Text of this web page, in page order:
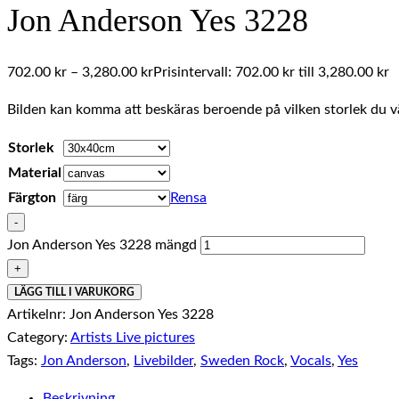
Jon Anderson Yes 3228
702.00 kr – 3,280.00 krPrisintervall: 702.00 kr till 3,280.00 kr
Bilden kan komma att beskäras beroende på vilken storlek du
Storlek
Material
Färgton
Rensa
-
Jon Anderson Yes 3228 mängd
+
LÄGG TILL I VARUKORG
Artikelnr: Jon Anderson Yes 3228
Category: Artists Live pictures
Tags: Jon Anderson, Livebilder, Sweden Rock, Vocals, Yes